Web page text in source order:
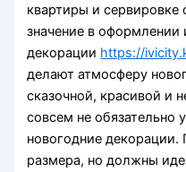
квартиры и
значение в оформлении
декорации https://
делают атмосферу
сказочной, красивой и
совсем не обязательно
новогодние декорации.
размера, но должны